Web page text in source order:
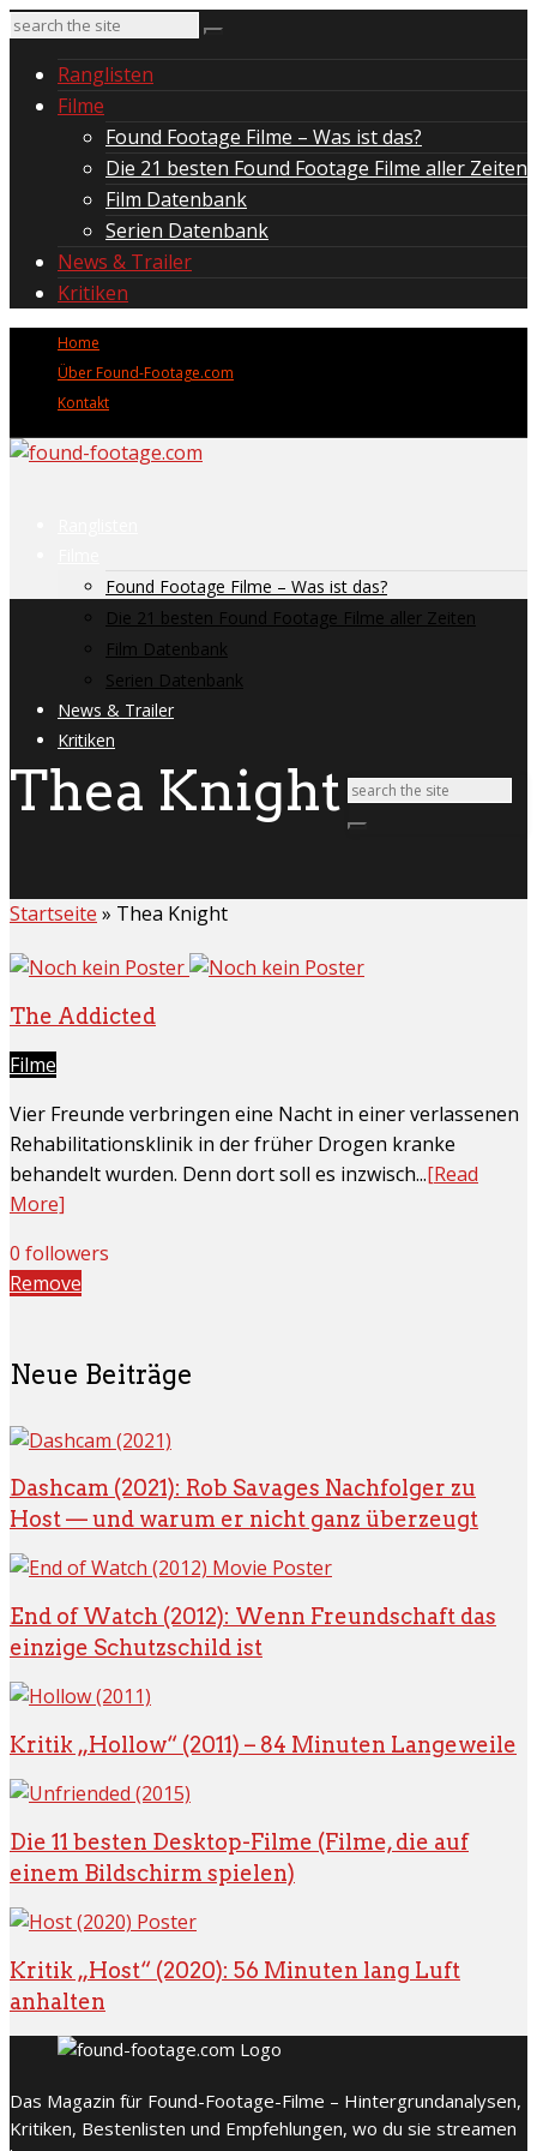
Ranglisten
Filme
Found Footage Filme – Was ist das?
Die 21 besten Found Footage Filme aller Zeiten
Film Datenbank
Serien Datenbank
News & Trailer
Kritiken
Home
Über Found-Footage.com
Kontakt
Found Footage Filme – Was ist das?
Die 21 besten Found Footage Filme aller Zeiten
Film Datenbank
Serien Datenbank
News & Trailer
Kritiken
Thea Knight
Startseite » Thea Knight
The Addicted
Filme
Vier Freunde verbringen eine Nacht in einer verlassenen
Rehabilitationsklinik in der früher Drogen kranke
behandelt wurden. Denn dort soll es inzwisch...[Read
More]
0 followers
Remove
Neue Beiträge
Dashcam (2021): Rob Savages Nachfolger zu
Host — und warum er nicht ganz überzeugt
End of Watch (2012): Wenn Freundschaft das
einzige Schutzschild ist
Kritik „Hollow“ (2011) – 84 Minuten Langeweile
Die 11 besten Desktop-Filme (Filme, die auf
einem Bildschirm spielen)
Kritik „Host“ (2020): 56 Minuten lang Luft
anhalten
Das Magazin für Found-Footage-Filme – Hintergrundanalysen,
Kritiken, Bestenlisten und Empfehlungen, wo du sie streamen